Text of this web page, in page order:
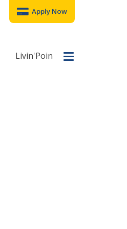
Apply Now
Livin'Poin